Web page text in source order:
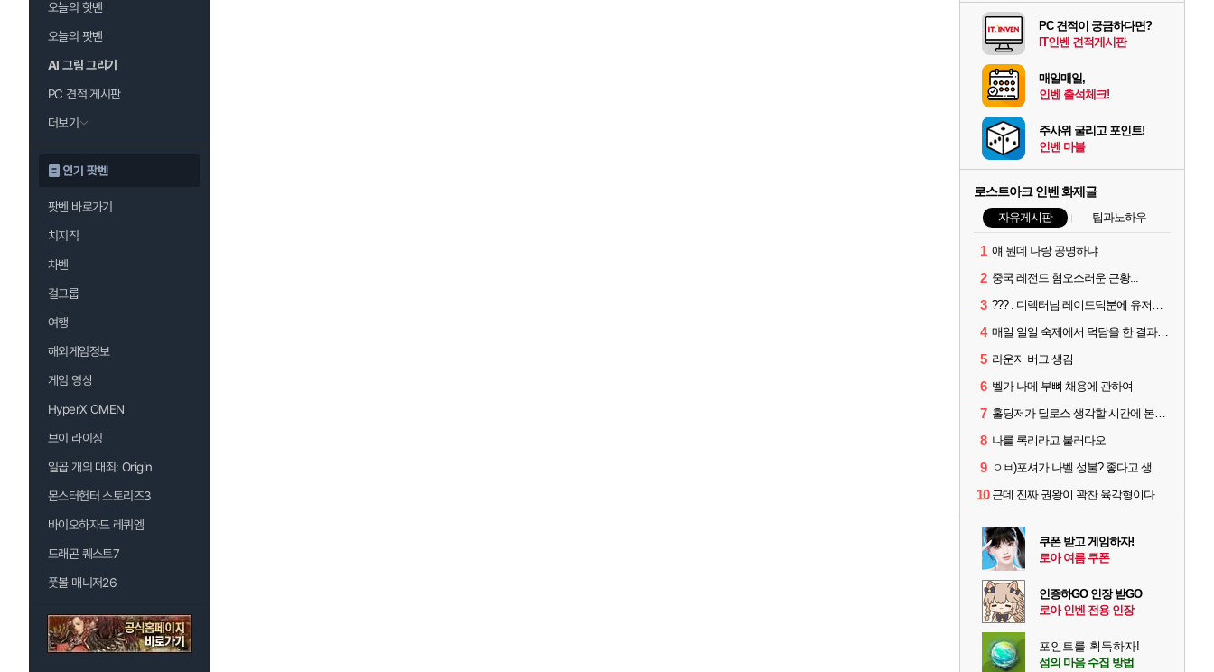
오늘의 핫벤
오늘의 팟벤
AI 그림 그리기
PC 견적 게시판
더보기
인기 팟벤
팟벤 바로가기
치지직
차벤
걸그룹
여행
해외게임정보
게임 영상
HyperX OMEN
브이 라이징
일곱 개의 대죄: Origin
몬스터헌터 스토리즈3
바이오하자드 레퀴엠
드래곤 퀘스트7
풋볼 매니저26
PC 견적이 궁금하다면?
IT인벤 견적게시판
매일매일,
인벤 출석체크!
주사위 굴리고 포인트!
인벤 마블
로스트아크 인벤 화제글
자유게시판 팁과노하우
1 얘 뭔데 나랑 공명하냐
2 중국 레전드 혐오스러운 근황...
3 ??? : 디렉터님 레이드덕분에 유저들 민심이 좋아졌습니다
4 매일 일일 숙제에서 덕담을 한 결과.png
5 라운지 버그 생김
6 벨가 나메 부뼈 채용에 관하여
7 홀딩저가 딜로스 생각할 시간에 본인 스킬 사이클이나 제대로 굴려라
8 나를 록리라고 불러다오
9 ㅇㅂ)포셔가 나벨 성불? 좋다고 생각하는 직업
10 근데 진짜 권왕이 꽉찬 육각형이다
쿠폰 받고 게임하자!
로아 여름 쿠폰
인증하GO 인장 받GO
로아 인벤 전용 인장
포인트를 획득하자!
섬의 마음 수집 방법